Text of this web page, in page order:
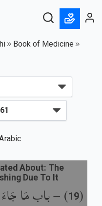
Book of Medicine
(
19
) –باب مَا
About: The
Due To It